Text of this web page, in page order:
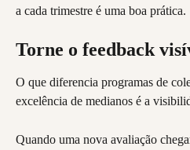
a cada trimestre é uma boa prática.
Torne o feedback
O que diferencia programas de
excelência de medianos é a
Quando uma nova avaliação